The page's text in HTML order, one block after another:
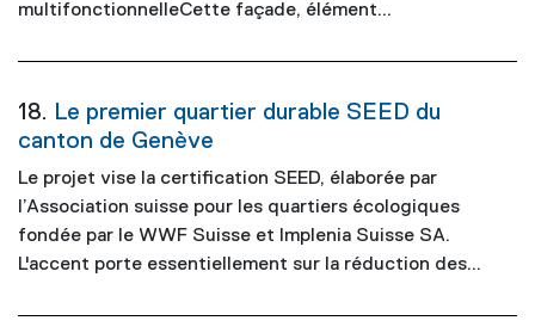
multifonctionnelleCette façade, élément...
18. Le premier quartier durable SEED du
canton de Genève
Le projet vise la certification SEED, élaborée par
l’Association suisse pour les quartiers écologiques
fondée par le WWF Suisse et Implenia Suisse SA.
L'accent porte essentiellement sur la réduction des...